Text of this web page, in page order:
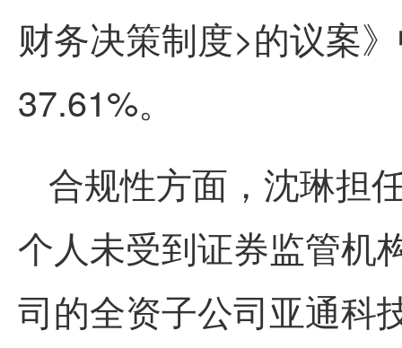
财务决策制度>的议案
37.61%。
合规性方面，沈琳担
个人未受到证券监管机
司的全资子公司亚通科